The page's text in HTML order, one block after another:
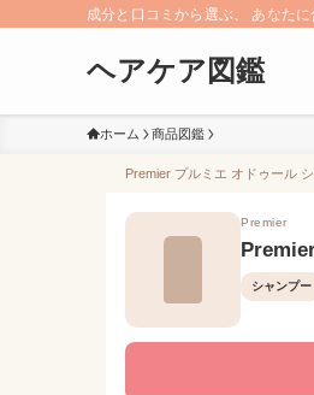
成分と口コミから選ぶ、 あなた
ヘアケア図鑑
ホーム 商品図鑑
Premier プルミエ オドゥール
Premier
シャンプー